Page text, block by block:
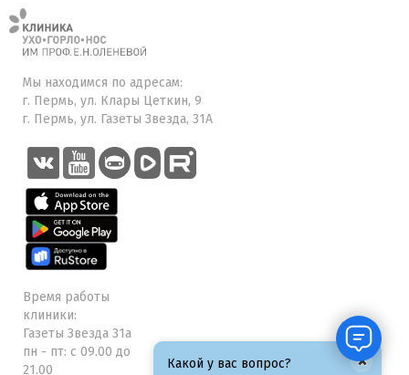
Мы находимся по адресам:
г. Пермь, ул. Клары Цеткин, 9
г. Пермь, ул. Газеты Звезда, 31А
Время работы
клиники:
Газеты Звезда 31а
пн - пт: с 09.00 до
21.00
Какой у вас вопрос?
×